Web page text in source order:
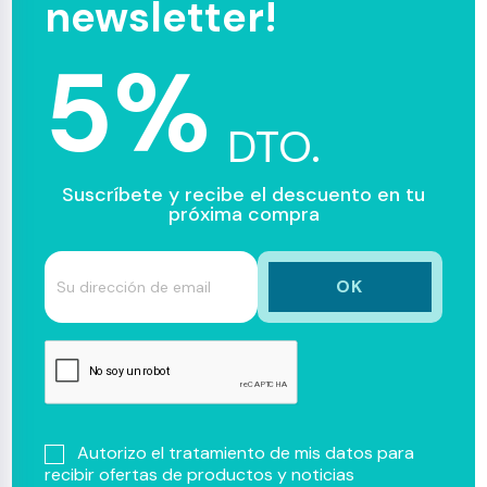
newsletter!
5% DTO.
Suscríbete y recibe el descuento en tu
próxima compra
Autorizo el tratamiento de mis datos para
recibir ofertas de productos y noticias